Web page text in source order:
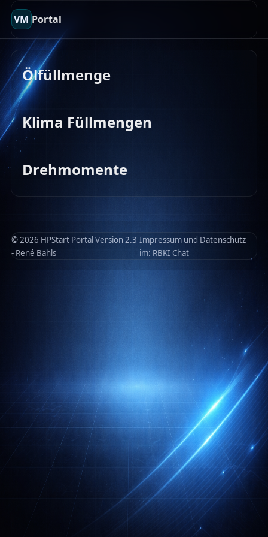
VM Portal
Ölfüllmenge
Klima Füllmengen
Drehmomente
© 2026 HPStart Portal Version 2.3
- René Bahls
Impressum und Datenschutz
im: RBKI Chat